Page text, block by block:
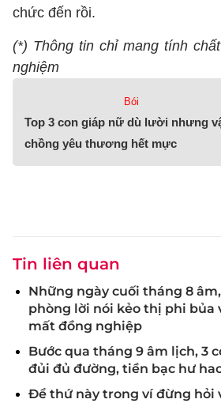
chức đến rồi.
(*) Thông tin chỉ mang tính
nghiệm
Bói
Top 3 con giáp nữ dù lười nhưng
chồng yêu thương hết mực
Tin liên quan
Những ngày cuối tháng 8
phòng lời nói kẻo thị phi bủa
mất đồng nghiệp
Bước qua tháng 9 âm lịch, 3
đủi đủ đường, tiền bạc hư
Để thứ này trong ví đừng hỏi